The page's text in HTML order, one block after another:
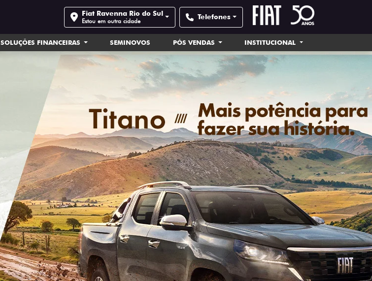
Fiat Ravenna Rio do Sul
Estou em outra cidade Telefones
SOLUÇÕES FINANCEIRAS SEMINOVOS PÓS VENDAS INSTITUCIONAL